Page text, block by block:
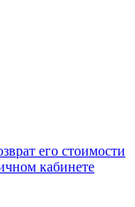
его стоимости
кабинете